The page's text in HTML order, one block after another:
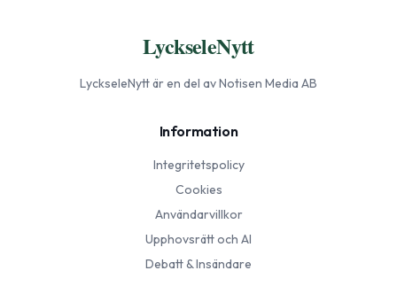
LyckseleNytt
LyckseleNyttär en del av Notisen Media AB
Information
Integritetspolicy
Cookies
Användarvillkor
Upphovsrätt och AI
Debatt & Insändare